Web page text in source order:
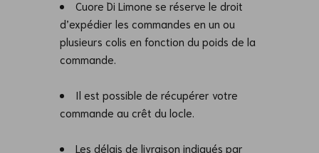
Cuore Di Limone se réserve le droit
d’expédier les commandes en un ou
plusieurs colis en fonction du poids de la
commande.
Il est possible de récupérer votre
commande au crêt du locle.
Les délais de livraison indiqués par